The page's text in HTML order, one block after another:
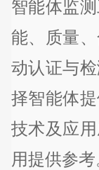
智能体监
能、质量
动认证与
择智能体
技术及应
用提供参考